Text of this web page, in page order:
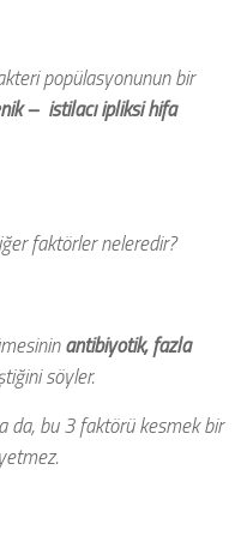
popülasyonunun bir
– istilacı ipliksi hifa
faktörler neleredir?
antibiyotik, fazla
söyler.
da, bu 3 faktörü kesmek bir